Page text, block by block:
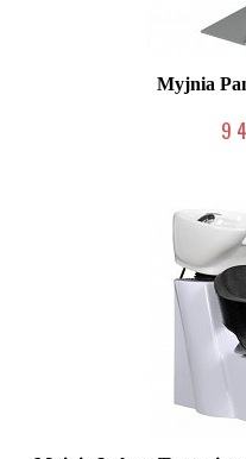
Myjnia
9